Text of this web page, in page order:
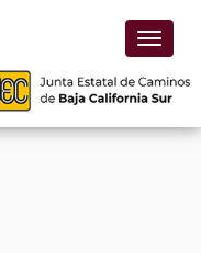
Toggle